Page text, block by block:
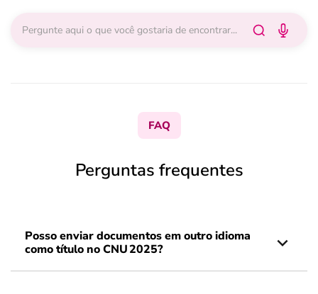
FAQ
Perguntas frequentes
Posso enviar documentos em outro idioma
como título no CNU 2025?